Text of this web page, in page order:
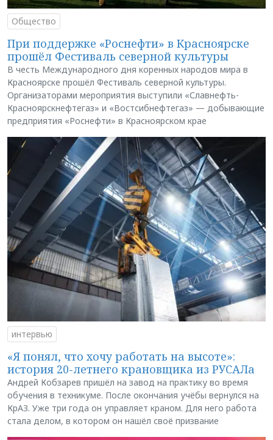
Общество
При поддержке «Роснефти» в Красноярске
прошёл Фестиваль северной культуры
В честь Международного дня коренных народов мира в
Красноярске прошёл Фестиваль северной культуры.
Организаторами мероприятия выступили «Славнефть-
Красноярскнефтегаз» и «Востсибнефтегаз» — добывающие
предприятия «Роснефти» в Красноярском крае
интервью
«Я понял, что хочу работать на высоте»:
история 20-летнего крановщика из РУСАЛа
Андрей Кобзарев пришёл на завод на практику во время
обучения в техникуме. После окончания учёбы вернулся на
КрАЗ. Уже три года он управляет краном. Для него работа
стала делом, в котором он нашёл своё призвание